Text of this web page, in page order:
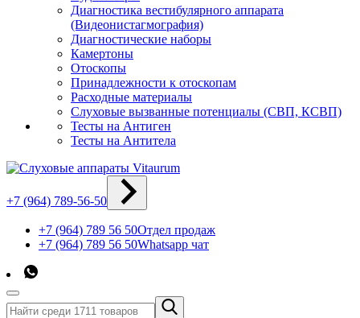
Диагностика вестибулярного аппарата
(Видеонистагмография)
Диагностические наборы
Камертоны
Отоскопы
Принадлежности к отоскопам
Расходные материалы
Слуховые вызванные потенциалы (СВП, КСВП)
Тесты на Антиген
Тесты на Антитела
+7 (964) 789-56-50
+7 (964) 789 56 50Отдел продаж
+7 (964) 789 56 50Whatsapp чат